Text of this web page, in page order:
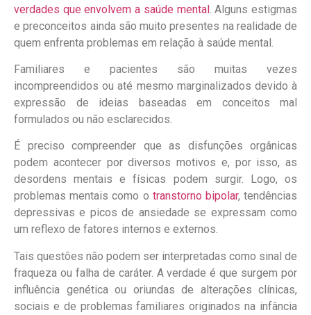
verdades que envolvem a saúde mental. Alguns estigmas
e preconceitos ainda são muito presentes na realidade de
quem enfrenta problemas em relação à saúde mental.
Familiares e pacientes são muitas vezes
incompreendidos ou até mesmo marginalizados devido à
expressão de ideias baseadas em conceitos mal
formulados ou não esclarecidos.
É preciso compreender que as disfunções orgânicas
podem acontecer por diversos motivos e, por isso, as
desordens mentais e físicas podem surgir. Logo, os
problemas mentais como o transtorno bipolar, tendências
depressivas e picos de ansiedade se expressam como
um reflexo de fatores internos e externos.
Tais questões não podem ser interpretadas como sinal de
fraqueza ou falha de caráter. A verdade é que surgem por
influência genética ou oriundas de alterações clínicas,
sociais e de problemas familiares originados na infância